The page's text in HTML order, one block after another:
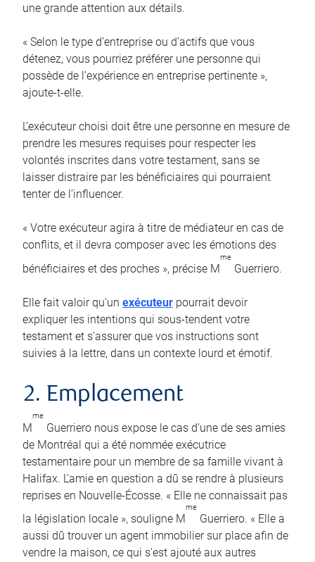
une grande attention aux détails.
« Selon le type d’entreprise ou d’actifs que vous
détenez, vous pourriez préférer une personne qui
possède de l’expérience en entreprise pertinente »,
ajoute-t-elle.
L’exécuteur choisi doit être une personne en mesure de
prendre les mesures requises pour respecter les
volontés inscrites dans votre testament, sans se
laisser distraire par les bénéficiaires qui pourraient
tenter de l’influencer.
« Votre exécuteur agira à titre de médiateur en cas de
conflits, et il devra composer avec les émotions des
bénéficiaires et des proches », précise M
me
Guerriero.
Elle fait valoir qu’un exécuteur pourrait devoir
expliquer les intentions qui sous-tendent votre
testament et s’assurer que vos instructions sont
suivies à la lettre, dans un contexte lourd et émotif.
2. Emplacement
M
me
Guerriero nous expose le cas d’une de ses amies
de Montréal qui a été nommée exécutrice
testamentaire pour un membre de sa famille vivant à
Halifax. L’amie en question a dû se rendre à plusieurs
reprises en Nouvelle-Écosse. « Elle ne connaissait pas
la législation locale », souligne M
me
Guerriero. « Elle a
aussi dû trouver un agent immobilier sur place afin de
vendre la maison, ce qui s’est ajouté aux autres